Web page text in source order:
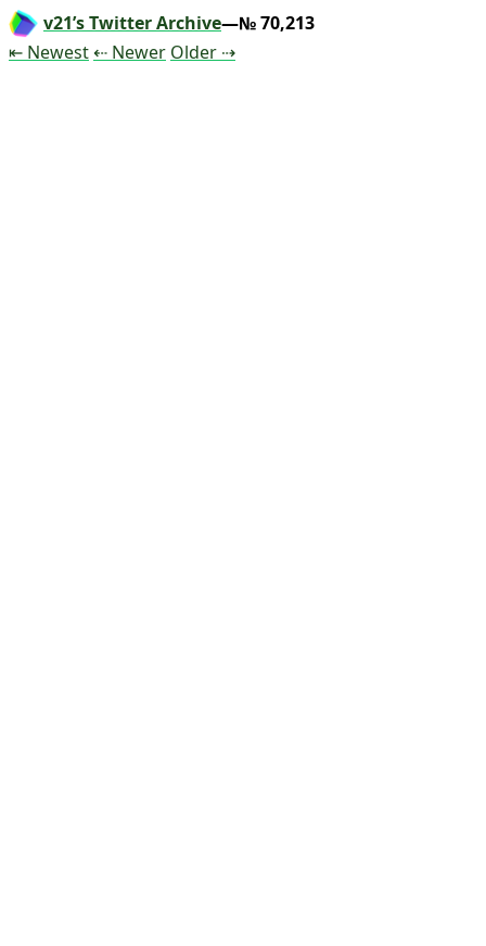
v21’s Twitter Archive—№ 70,213
⇤ NewestTweet
⇠ NewerTweet
OlderTweet
⇢